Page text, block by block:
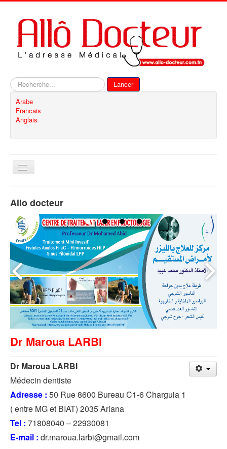
Rechercher
Lancer
Arabe
Francais
Anglais
Basculer
Contact
Allo docteur
Dr Maroua LARBI
Dr Maroua LARBI
Médecin dentiste
Adresse : 50 Rue 8600 Bureau C1-6 Charguia 1
( entre MG et BIAT) 2035 Ariana
Tel : 71808040 – 22930081
E-mail : dr.maroua.larbi@gmail.com